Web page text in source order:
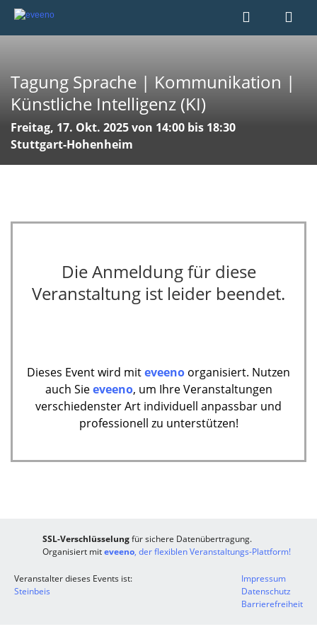
Tagung Sprache | Kommunikation |
Künstliche Intelligenz (KI)
Freitag, 17. Okt. 2025 von 14:00 bis 18:30
Stuttgart-Hohenheim
Die Anmeldung für diese
Veranstaltung ist leider beendet.
Dieses Event wird miteveeno organisiert. Nutzen
auch Sieeveeno, um Ihre Veranstaltungen
verschiedenster Art individuell anpassbar und
professionell zu unterstützen!
SSL-Verschlüsselungfür sichere Datenübertragung.
Organisiert miteveeno, der flexiblen Veranstaltungs-Plattform!
Veranstalter dieses Events ist:
Steinbeis
Impressum
Datenschutz
Barrierefreiheit